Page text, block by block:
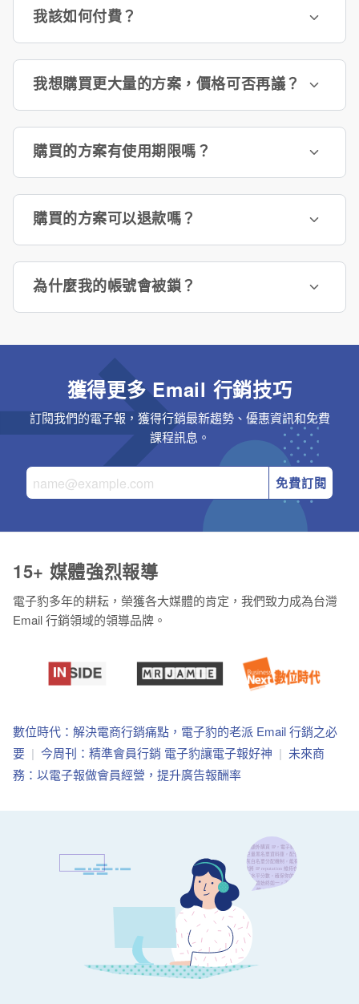
我該如何付費？
我想購買更大量的方案，價格可否再議？
購買的方案有使用期限嗎？
購買的方案可以退款嗎？
為什麼我的帳號會被鎖？
獲得更多 Email 行銷技巧
訂閱我們的電子報，獲得行銷最新趨勢、優惠資訊和免費
課程訊息。
免費訂閱
15+ 媒體強烈報導
電子豹多年的耕耘，榮獲各大媒體的肯定，我們致力成為台灣
Email 行銷領域的領導品牌。
數位時代：解決電商行銷痛點，電子豹的老派 Email 行銷之必
要
今周刊：精準會員行銷 電子豹讓電子報好神
未來商
務：以電子報做會員經營，提升廣告報酬率
再額外購買 IP，電子豹的
巨量黑名單資料庫，配合
灰白名單分配機制，能有
效將 IP reputation 維持在
高水平分數，確保你的寄
信品質始終如一，不用再
管 IP 這檔事。